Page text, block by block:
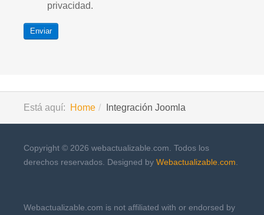
privacidad.
Enviar
Está aquí: Home Integración Joomla
Copyright © 2026 webactualizable.com. Todos los
derechos reservados. Designed by Webactualizable.com
Webactualizable.com is not affiliated with or endorsed by